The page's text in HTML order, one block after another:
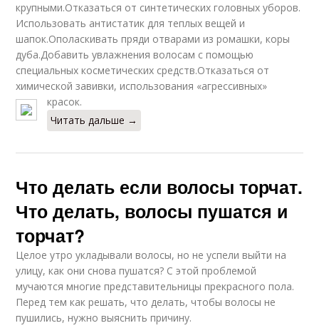
крупными.Отказаться от синтетических головных уборов.
Использовать антистатик для теплых вещей и
шапок.Ополаскивать пряди отварами из ромашки, коры
дуба.Добавить увлажнения волосам с помощью
специальных косметических средств.Отказаться от
химической завивки, использования «агрессивных»
красок.
Читать дальше →
Что делать если волосы торчат.
Что делать, волосы пушатся и
торчат?
Целое утро укладывали волосы, но не успели выйти на
улицу, как они снова пушатся? С этой проблемой
мучаются многие представительницы прекрасного пола.
Перед тем как решать, что делать, чтобы волосы не
пушились, нужно выяснить причину.